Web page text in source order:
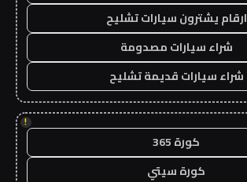
ارقام يشترون سيارات تشليح
شراء سيارات مصدومة
شراء سيارات قديمة تشليح
!
كورة 365
كورة سيتي